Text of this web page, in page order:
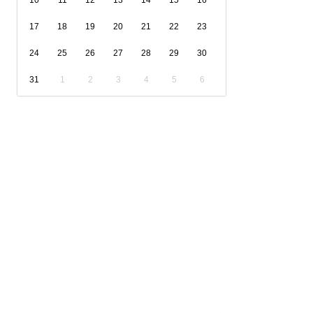
17 18 19 20 21 22 23
24 25 26 27 28 29 30
31 1 2 3 4 5 6